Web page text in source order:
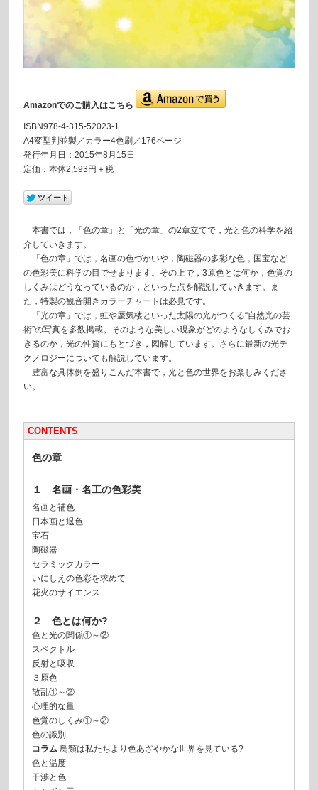
Amazonでのご購入はこちら
ISBN978-4-315-52023-1
A4変型判並製／カラー4色刷／176ページ
発行年月日：2015年8月15日
定価：本体2,593円＋税
本書では，「色の章」と「光の章」の2章立てで，光と色の科学を紹
介していきます。
「色の章」では，名画の色づかいや，陶磁器の多彩な色，国宝など
の色彩美に科学の目でせまります。その上で，3原色とは何か，色覚の
しくみはどうなっているのか，といった点を解説していきます。ま
た，特製の観音開きカラーチャートは必見です。
「光の章」では，虹や蜃気楼といった太陽の光がつくる“自然光の芸
術”の写真を多数掲載。そのような美しい現象がどのようなしくみでお
きるのか，光の性質にもとづき，図解しています。さらに最新の光テ
クノロジーについても解説しています。
豊富な具体例を盛りこんだ本書で，光と色の世界をお楽しみくださ
い。
CONTENTS
色の章
１ 名画・名工の色彩美
名画と補色
日本画と退色
宝石
陶磁器
セラミックカラー
いにしえの色彩を求めて
花火のサイエンス
２ 色とは何か?
色と光の関係①～②
スペクトル
反射と吸収
３原色
散乱①～②
心理的な量
色覚のしくみ①～②
色の識別
コラム 鳥類は私たちより色あざやかな世界を見ている?
色と温度
干渉と色